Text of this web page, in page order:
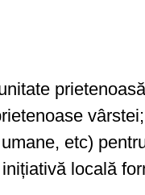
vârstei;
etc)
locală